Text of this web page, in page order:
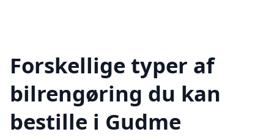
Forskellige typer af
bilrengøring du kan
bestille i Gudme